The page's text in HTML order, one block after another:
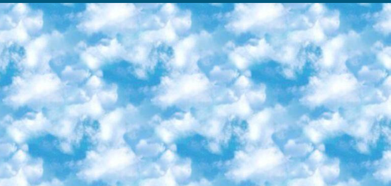
(далее – экзамены) состоят из предметов, перечисленных в приложении 1. будет сделано. 7. Экзамены пройдут с 26 мая по 15 июня 2024 г. (кроме науки физического воспитания). 8. Физическая для учащихся 9 классов общесредних образовательных учреждений. Экзамены по предмету «Образование, квалификация медицина» 1-6 мая 2024 года. сотрудники перевести под присмотр (с отклонениями в физическом или умственном развитии) специализированная школа для детей, школы-интернаты и со сколиозом школы-интернаты санаторного типа для больных детей исключены). 9. Он был слепым, слабовидящим и имел нарушения опорно-двигательного аппарата. экзамены в специализированных школах и интернатах для детей должны проводиться исходя из требований, предъявляемых к общеобразовательным учреждениям (физкультура кроме науки). 10. Специализированная школа для глухих и слабослышащих детей. и экзамены в интернатах и быть реализован в виде письменного теста по математике. 11. Специальность для умственно отсталых детей. Для 9 класса Родной язык и литературное письмо Государственный язык (язык обучения – узбекский). для неклассов) написано Математическое письмо Письменная/устная история Узбекистана Физическое воспитание практично Итоговый контроль Для 11 класса Написание родного языка и литературы (эссе) Математическое письмо Узбекский язык (обучение на узбекском языке) не посещающее общее среднее образование для учреждений)/Образовательное учреждение выбор письменный и устный Иностранный язык письменный/устный Письменная/устная история Узбекистана *По выбору студента:  Химия  Физика  Основы государственного права  География 10 бесплатных образовательных ресурсов - Мы составили подборку онлайн-проектов с интерактивными упражнениями, видеолекциями и статьями. Они помогут вам обрести новые и освежить старые знания бесплатно. 1. «ИНТУИТ» Старейшая образовательная площадка Рунета. Здесь вы найдёте сотни текстовых и видеокурсов на десятки различных тем — от программирования до психологии. Многие курсы подготовлены российскими университетами и крупными международными компаниями вроде Intel и Microsoft. Самостоятельное обучение бесплатное, но желающие могут оплатить услуги персональных наставников. 2. «Смартия» знакомит с актуальными профессиями и подсказывает, как им обучаться. Выбрав заинтересовавшую вас специальность — SMM-специалист, фотограф, веб-дизайнер или другую, — увидите список необходимых для неё умений. Чтобы вы могли освоить их самостоятельно, для каждого умения площадка отображает подборку ссылок на учебные материалы. Хотя «Смартия» ориентируется на русскоязычную аудиторию, часть контента всё же доступна только на английском. 3. «Лекторий Физтеха» Проект Московского физико-технического института (Физтеха). С его помощью вы можете смотреть онлайн серии лекций, записанные на видео в этом вузе. В числе доступных предметов — физика, биология, химия, информационные технологии и другие. К некоторым лекциям администрация ресурса прилагает готовые конспекты, которые можно скачивать в PDF-формате. 4. ITMOcourses Онлайн-площадка Санкт-Петербургского национального исследовательского университета информационных технологий, механики и оптики (ИТМО). Ресурс предоставляет свободный доступ к курсам, разработанным в этом вузе. Каталог материалов разбит на четыре категории: «Оптические системы и технологии», «Приборостроение и робототехника», «Информационные технологии» и «Биотехнологии». Курсы состоят из видеолекций, интерактивных демонстраций и заданий. 5. «КиберЛенинка» Электронная научная библиотека открытого доступа. Каталог площадки регулярно обрастает текстами статей из различных научных изданий. Сгруппированные по журналам и рубрикам публикации можно читать онлайн или скачивать целиком в PDF-формате. Проект нацелен на популяризацию науки за счёт открытого доступа к качественной информации. 6. «ПостНаука» На этом ресурсе публикуют подборки видеолекций, составленные экспертами из разных отраслей и объединённые общими темами. Среди них, к примеру, есть серии «Биоинформатика и геномика», «Культура средневековой Скандинавии» и Cinema Studies о теории кино. Каждая подборка лекций — логически связанная история, рассказанная экспертом от первого лица. Кроме того, на сайте появляются научно-образовательные статьи и тесты на разные темы. 7. «Newочём» Команда проекта «Newочём» отбирает самые интересные тексты из англоязычных СМИ и переводит те из них, за которые голосуют участники сообщества «ВКонтакте». По большей части это научно-популярные статьи. Редакторы придумывают лишь заголовки, в остальном содержание переводов соответствует оригиналам. Полные тексты можно читать прямо в социальной сети. 8. InternetUrok Онлайн-база материалов по основным дисциплинам школьной программы. Информация на сайте структурирована по классам, предметам и темам (урокам). Каждый урок состоит из видеолекций и конспектов. Есть также интерактивные тренажёры и тесты для закрепления пройденного материала. Даже если вы давно окончили школу, возможность повторить программу старших классов всегда может пригодиться. 9. Edutainme Ещё один ресурс об образовании. В отличие от Newtonew, как мне кажется, Edutainme больше ориентируется на представителей индустрии: педагогов, предпринимателей, разработчиков образовательных проектов. Но и любой, кто просто стремится к саморазвитию, найдёт на сайте много полезного и интересного для себя. Например, информацию о новых курсах и образовательных сервисах. 10. Newtonew Онлайн-медиа об образовании и обучении в широком смысле. Авторы Newtonew пишут об инструментах, заведениях, тактиках и стратегиях, которые помогают учить других и получать новые знания самостоятельно. На этой площадке вы найдёте новости, обзоры, аналитические мат